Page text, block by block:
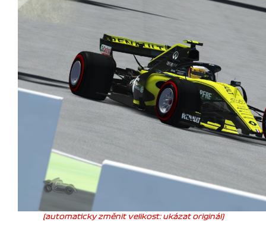
(automaticky změnit velikost: ukázat originál)